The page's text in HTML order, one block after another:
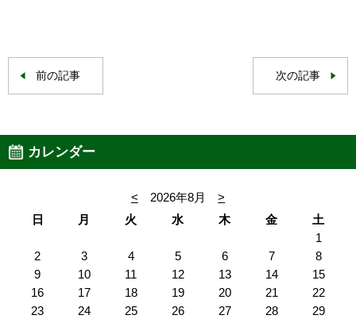
前の記事 次の記事
カレンダー
< 2026年8月
>
日
月 火 水 木 金
土
1
2
3 4 5 6 7
8
9
10 11 12 13 14
15
16
17 18 19 20 21
22
23
24 25 26 27 28
29